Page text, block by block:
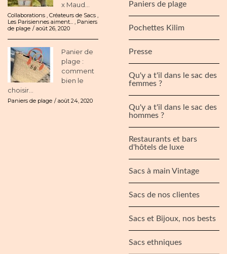
x Maud...
Collaborations Créateurs de Sacs
Les Parisiennes aiment...
Paniers
de plage
août 26, 2020
Panier de
plage :
comment
bien le
choisir...
Paniers de plage août 24, 2020
Paniers de plage
Pochettes Kilim
Presse
Qu'y a t'il dans le sac des
femmes ?
Qu'y a t'il dans le sac des
hommes ?
Restaurants et bars
d'hôtels de luxe
Sacs à main Vintage
Sacs de nos clientes
Sacs et Bijoux, nos bests
Sacs ethniques